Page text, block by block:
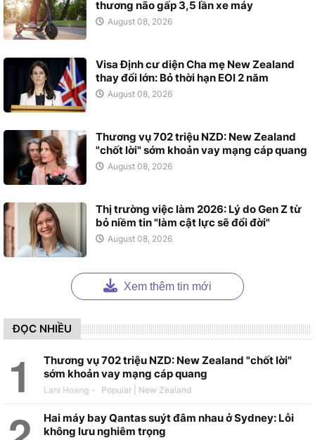
thương não gấp 3,5 lần xe máy
August 08, 2026
Visa Định cư diện Cha mẹ New Zealand
thay đổi lớn: Bỏ thời hạn EOI 2 năm
August 08, 2026
Thương vụ 702 triệu NZD: New Zealand
"chốt lời" sớm khoản vay mạng cáp quang
August 08, 2026
Thị trường việc làm 2026: Lý do Gen Z từ
bỏ niềm tin "làm cật lực sẽ đổi đời"
August 08, 2026
Xem thêm tin mới
ĐỌC NHIỀU
Thương vụ 702 triệu NZD: New Zealand "chốt lời"
sớm khoản vay mạng cáp quang
Lani Hoang -
Hai máy bay Qantas suýt đâm nhau ở Sydney: Lỗi
không lưu nghiêm trọng